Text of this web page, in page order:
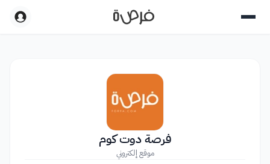
فرصة دوت كوم
موقع إلكتروني